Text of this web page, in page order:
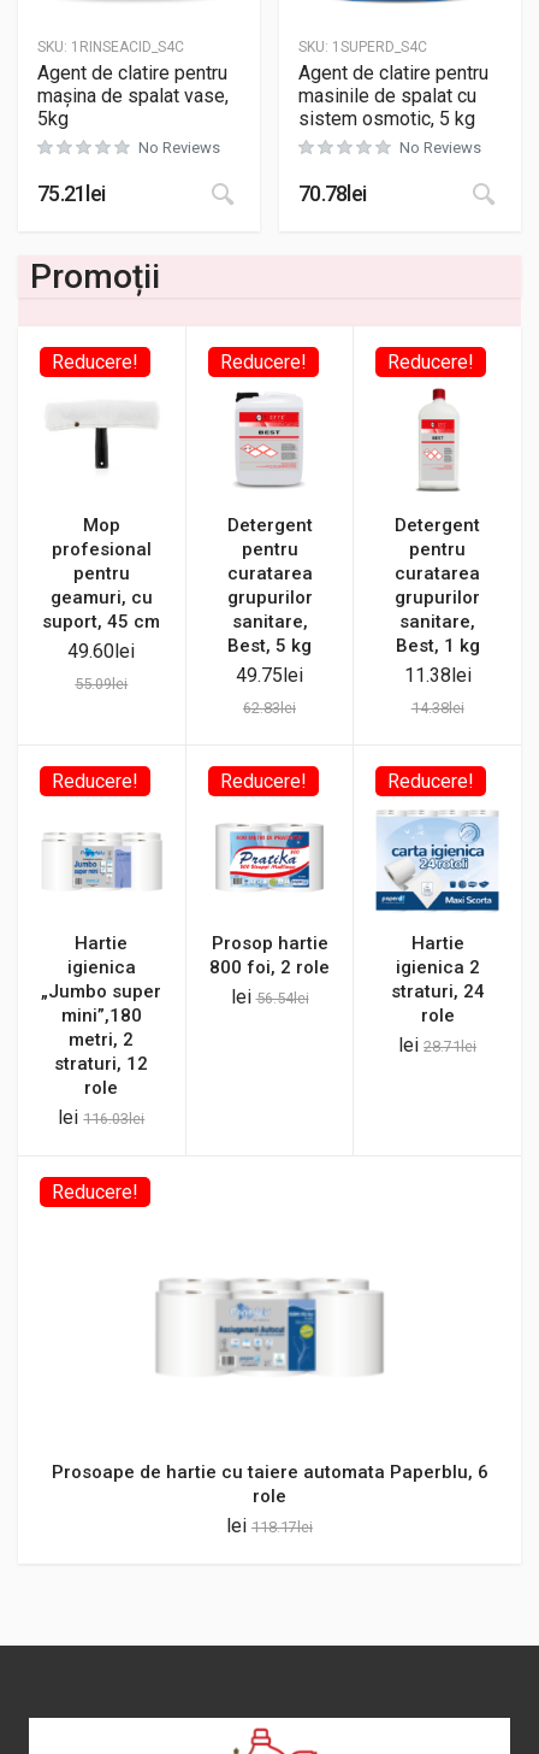
SKU: 1RINSEACID_S4C
Agent de clatire pentru
mașina de spalat vase,
5kg
No Reviews
75.21lei
SKU: 1SUPERD_S4C
Agent de clatire pentru
masinile de spalat cu
sistem osmotic, 5 kg
No Reviews
70.78lei
Promoții
Reducere!
Mop
profesional
pentru
geamuri, cu
suport, 45 cm
49.60lei
55.09lei
Reducere!
Detergent
pentru
curatarea
grupurilor
sanitare,
Best, 5 kg
49.75lei
62.83lei
Reducere!
Detergent
pentru
curatarea
grupurilor
sanitare,
Best, 1 kg
11.38lei
14.38lei
Reducere!
Hartie
igienica
„Jumbo super
mini”,180
metri, 2
straturi, 12
role
lei 116.03lei
Reducere!
Prosop hartie
800 foi, 2 role
lei 56.54lei
Reducere!
Hartie
igienica 2
straturi, 24
role
lei 28.71lei
Reducere!
Prosoape de hartie cu taiere automata Paperblu, 6
role
lei 118.17lei